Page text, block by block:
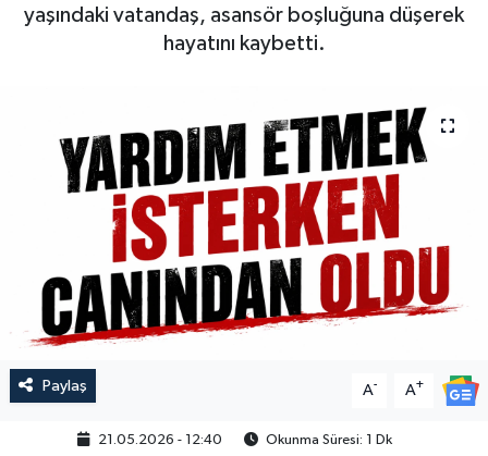
yaşındaki vatandaş, asansör boşluğuna düşerek
hayatını kaybetti.
Paylaş A- A+
21.05.2026 - 12:40 Okunma Süresi: 1 Dk